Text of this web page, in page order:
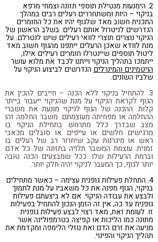
2. הימנעות מנטילת תוספי תזונה וצמחי מרפא
בניקוי – היות ומשתחררים רעלים רבים במהלך
התכנית חשוב מאד שלגוף יהיו את כל החומרים
הנדרשים לניטרול אותם רעלים. בשלב הראשון של
הניקוי נוצרים תוצרי לוואי רעילים שיש לנטרלם. על
מנת לוודא שאכן הרעלים ייתפנו מהגוף חשוב מאד
ליטול תוספים שיינטרלו חומרים רעילים אילו,
ייתמכו בתהליך הניקוי וייתנו לכבד את מלוא עושר
הויטמינים והמינרלים הנדרשים לביצוע הניקוי על
שלביו השונים.
3. להתחיל בניקוי ללא הכנה – חייבים להכין את
הגוף לקראת הניקוי על מנת שהניקוי ייעבור בייתר
קלות. ההכנה של הגוף לניקוי מונעת את משברי
ההחלמה או מפחיתה מעוצמתם. משבר החלמה זהו
מצב שבדרך כלל מתרחש בתחילת הניקוי בו
מרגישים חלשים או עייפים או סובלים מכאבי
ראש או מיגרנות עקב שיחרור רב של רעלים בו
זמנית. עוצמת המשבר תלויה בתזונה של כל אדם
וברמת הרעילות שלו. ככל שמבצעים הכנה טובה
יותר לגוף, כך המעבר לניקוי יהיה חלק יותר.
4. התחלת פעילות גופנית עצימה – כאשר מתחילים
בניקוי, הגוף מפנה את כל משאביו על מנת לתמוך
ולבצע את עבודה הניקוי. אם לא ביצעתם פעילות
גופנית עד כה, אין זה הזמן הנכון להתחיל בפעילות
זו. לעומת זאת, מאד רצוי לבצע פעילות גופנית
מתונה כמו הליכות או קפיצה בטרמפולינה אשר
מניעה את זרם הדם ואת נוזלי הלימפה ומקדמת את
תהליך הניקוי והפינוי.